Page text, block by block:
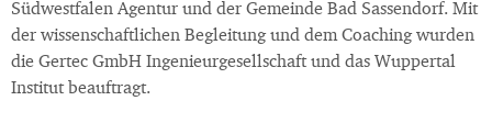
Südwestfalen Agentur und der Gemeinde Bad Sassendorf. Mit
der wissenschaftlichen Begleitung und dem Coaching wurden
die Gertec GmbH Ingenieurgesellschaft und das Wuppertal
Institut beauftragt.